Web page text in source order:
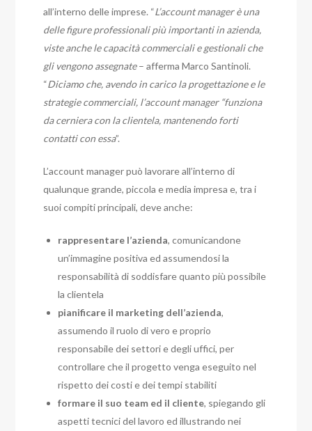
all’interno delle imprese. “L’account manager è una
delle figure professionali più importanti in azienda,
viste anche le capacità commerciali e gestionali che
gli vengono assegnate– afferma Marco Santinoli.
“Diciamo che, avendo in carico la progettazione e le
strategie commerciali, l’account manager “funziona
da cerniera con la clientela, mantenendo forti
contatti con essa”.
L’account manager può lavorare all’interno di
qualunque grande, piccola e media impresa e, tra i
suoi compiti principali, deve anche:
rappresentare l’azienda, comunicandone
un’immagine positiva ed assumendosi la
responsabilità di soddisfare quanto più possibile
la clientela
pianificare il marketing dell’azienda,
assumendo il ruolo di vero e proprio
responsabile dei settori e degli uffici, per
controllare che il progetto venga eseguito nel
rispetto dei costi e dei tempi stabiliti
formare il suo team ed il cliente, spiegando gli
aspetti tecnici del lavoro ed illustrando nei